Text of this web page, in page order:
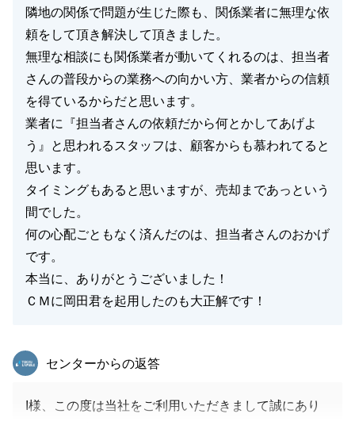
隣地の関係で問題が生じた際も、関係業者に無理な依
頼をして頂き解決して頂きました。
無理な相談にも関係業者が動いてくれるのは、担当者
さんの普段からの業務への向かい方、業者からの信頼
を得ているからだと思います。
業者に『担当者さんの依頼だから何とかしてあげよ
う』と思われるスタッフは、顧客からも慕われてると
思います。
タイミングもあると思いますが、売却まであっという
間でした。
何の心配ごともなく済んだのは、担当者さんのおかげ
です。
本当に、ありがとうございました！
ＣＭに岡田君を起用したのも大正解です！
東急リバブル
センターからの返答
I様、この度は当社をご利用いただきまして誠にあり